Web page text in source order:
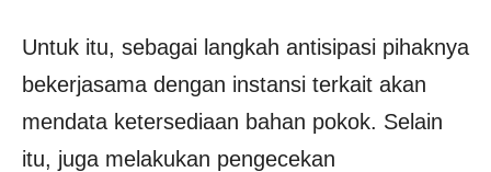
Untuk itu, sebagai langkah antisipasi pihaknya
bekerjasama dengan instansi terkait akan
mendata ketersediaan bahan pokok. Selain
itu, juga melakukan pengecekan